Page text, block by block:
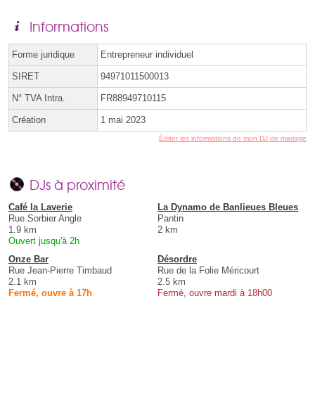
Informations
Forme juridique Entrepreneur individuel
SIRET 94971011500013
N° TVA Intra. FR88949710115
Création 1 mai 2023
Éditer les informations de mon DJ de mariage
DJs à proximité
Café la Laverie
Rue Sorbier Angle
1.9 km
Ouvert jusqu'à 2h
La Dynamo de Banlieues Bleues
Pantin
2 km
Onze Bar
Rue Jean-Pierre Timbaud
2.1 km
Fermé, ouvre à 17h
Désordre
Rue de la Folie Méricourt
2.5 km
Fermé, ouvre mardi à 18h00